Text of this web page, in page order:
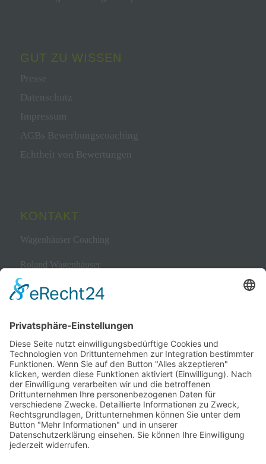
GUT ZU WISSEN
Presse
Datenschutz
Impressum
AGBs Bewerbungscoaching
Echtheit von Bewertungen
KONTAKT
Wagenhäuser Coaching
Roland Wagenhäuser
Bewerbungscoach & Kommunikationstrainer
Eichendorffstr. 7 | 45525 Hattingen
mail@wagenhaeuser-coaching.de
BEKANNT AUS
WZ